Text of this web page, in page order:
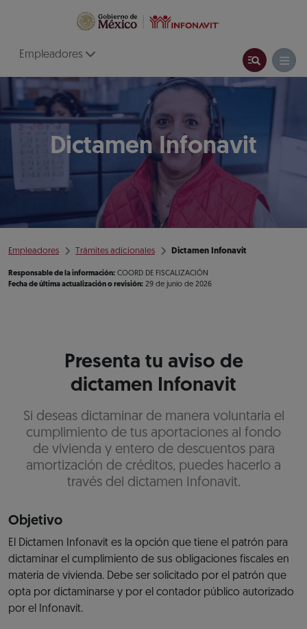
Empleadores
Dictamen Infonavit
Empleadores Trámites adicionales Dictamen Infonavit
Responsable de la información: COORD DE FISCALIZACIÓN
Fecha de última actualización o revisión: 29 de junio de 2026
Presenta tu aviso de
dictamen Infonavit
Si deseas dictaminar de manera voluntaria el
cumplimiento de tus aportaciones al fondo
de vivienda y entero de descuentos para
amortización de créditos, puedes hacerlo a
través del dictamen Infonavit.
Objetivo
El Dictamen Infonavit es la opción que tiene el patrón para
dictaminar el cumplimiento de sus obligaciones fiscales en
materia de vivienda. Debe ser solicitado por el patrón que
opta por dictaminarse y por el contador público autorizado
por el Infonavit.